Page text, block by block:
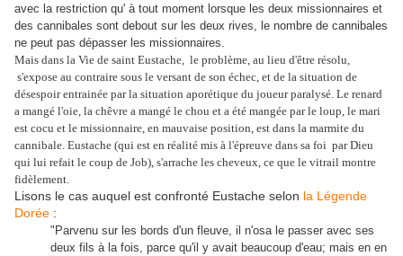
avec la restriction qu' à tout moment lorsque les deux missionnaires et
des cannibales sont debout sur ​​les deux rives, le nombre de cannibales
ne peut pas dépasser les missionnaires.
Mais dans la Vie de saint Eustache, le problème, au lieu d'être résolu,
s'expose au contraire sous le versant de son échec, et de la situation de
désespoir entrainée par la situation aporétique du joueur paralysé. Le renard
a mangé l'oie, la chêvre a mangé le chou et a été mangée par le loup, le mari
est cocu et le missionnaire, en mauvaise position, est dans la marmite du
cannibale. Eustache (qui est en réalité mis à l'épreuve dans sa foi par Dieu
qui lui refait le coup de Job), s'arrache les cheveux, ce que le vitrail montre
fidèlement.
Lisons le cas auquel est confronté Eustache selon la Légende
Dorée :
"Parvenu sur les bords d'un fleuve, il n'osa le passer avec ses
deux fils à la fois, parce qu'il y avait beaucoup d'eau; mais en en